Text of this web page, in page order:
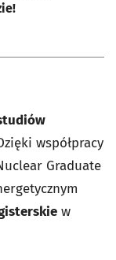
współpracy
Graduate
w